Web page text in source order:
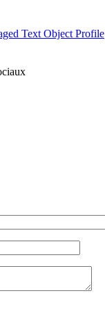
Text Object Profile